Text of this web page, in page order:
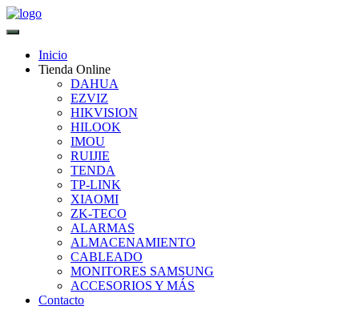
Inicio
Tienda Online
DAHUA
EZVIZ
HIKVISION
HILOOK
IMOU
RUIJIE
TENDA
TP-LINK
XIAOMI
ZK-TECO
ALARMAS
ALMACENAMIENTO
CABLEADO
MONITORES SAMSUNG
ACCESORIOS Y MÁS
Contacto